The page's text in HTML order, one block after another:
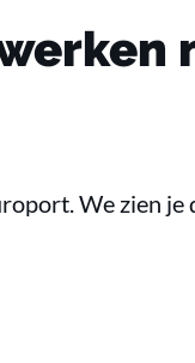
We zien je